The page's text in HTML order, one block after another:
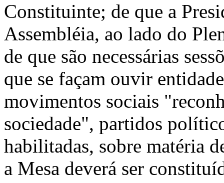
Constituinte; de que a
Assembléia, ao lado do
de que são necessárias
que se façam ouvir
movimentos sociais
sociedade", partidos
habilitadas, sobre matéria
a Mesa deverá ser